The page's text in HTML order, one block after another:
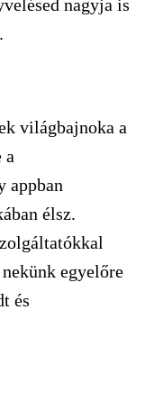
nagyja is
világbajnoka a
a
appban
élsz.
egyelőre
és